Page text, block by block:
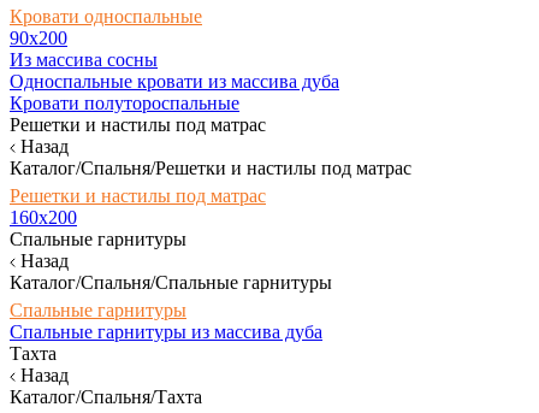
Кровати односпальные
90х200
Из массива сосны
Односпальные кровати из массива дуба
Кровати полутороспальные
Решетки и настилы под матрас
Назад
Каталог/Спальня/Решетки и настилы под матрас
Решетки и настилы под матрас
160х200
Спальные гарнитуры
Назад
Каталог/Спальня/Спальные гарнитуры
Спальные гарнитуры
Спальные гарнитуры из массива дуба
Тахта
Назад
Каталог/Спальня/Тахта